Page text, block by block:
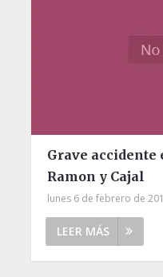
Grave
Ramon y Cajal
lunes 6 de febrero de
LEER MÁS